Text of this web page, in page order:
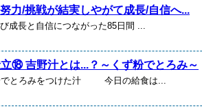
力/挑戦が結実しやがて成長/自信へ...
成長と自信につながった85日間 ...
⑱ 吉野汁とは...？～くず粉でとろみ～
とろみをつけた汁 今日の給食は...